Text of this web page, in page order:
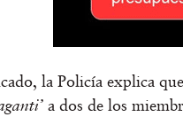
la Policía explica
a dos de los